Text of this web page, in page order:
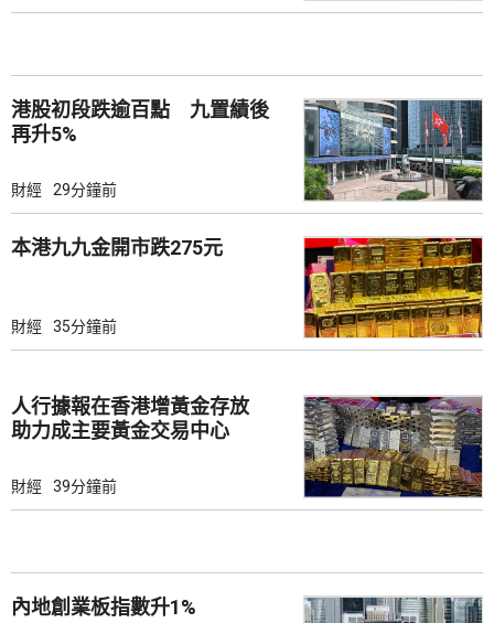
港股初段跌逾百點 九置績後
再升5%
財經 29分鐘前
本港九九金開市跌275元
財經 35分鐘前
人行據報在香港增黃金存放
助力成主要黃金交易中心
財經 39分鐘前
內地創業板指數升1%